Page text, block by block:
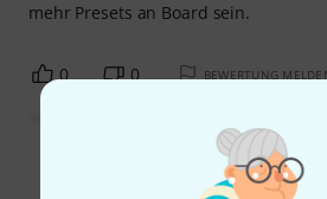
mehr Presets an Board sein.
0 0 BEWERTUNG
Alle Bewertungen